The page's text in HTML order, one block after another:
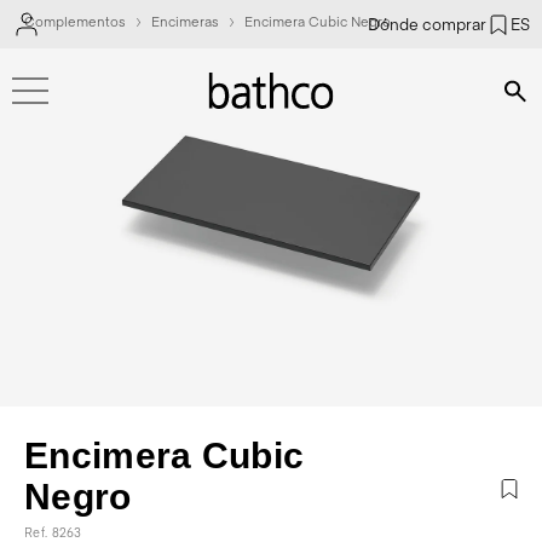
Dónde comprar ES
Complementos Encimeras Encimera Cubic Negro
Encimera Cubic
Negro
Ref. 8263